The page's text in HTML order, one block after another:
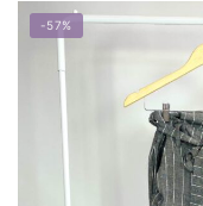
-57%